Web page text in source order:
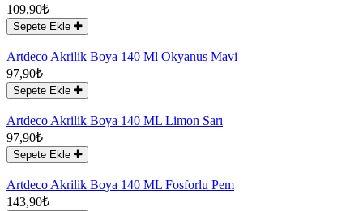
109,90₺
Sepete Ekle
Artdeco Akrilik Boya 140 Ml Okyanus Mavi
97,90₺
Sepete Ekle
Artdeco Akrilik Boya 140 ML Limon Sarı
97,90₺
Sepete Ekle
Artdeco Akrilik Boya 140 ML Fosforlu Pem
143,90₺